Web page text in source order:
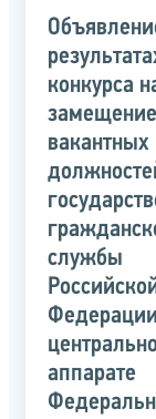
конкурса
замещение
вакантных
службы
аппарате